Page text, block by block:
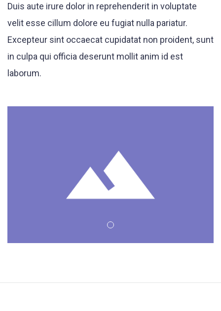
Duis aute irure dolor in reprehenderit in voluptate
velit esse cillum dolore eu fugiat nulla pariatur.
Excepteur sint occaecat cupidatat non proident, sunt
in culpa qui officia deserunt mollit anim id est
laborum.